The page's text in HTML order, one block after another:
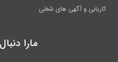
کاریابی و آگهی های شغلی
مارا